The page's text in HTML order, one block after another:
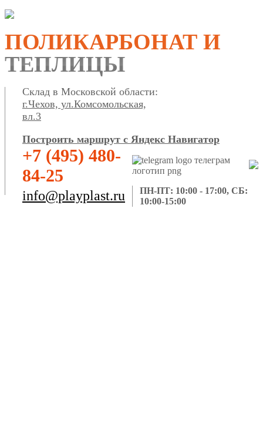
ПОЛИКАРБОНАТ И
ТЕПЛИЦЫ
Склад в Московской области:
г.Чехов, ул.Комсомольская,
вл.3
Построить маршрут с Яндекс Навигатор
+7 (495) 480-
84-25
info@playplast.ru
ПН-ПТ: 10:00 - 17:00, СБ:
10:00-15:00